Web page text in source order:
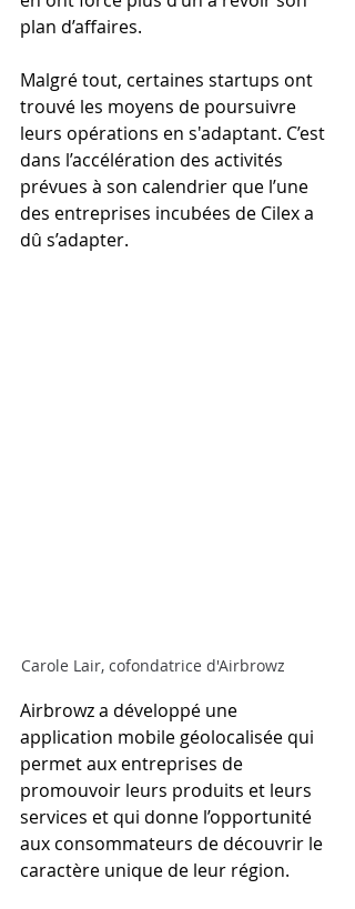
plan d’affaires.
Malgré tout, certaines startups ont
trouvé les moyens de poursuivre
leurs opérations en s'adaptant. C’est
dans l’accélération des activités
prévues à son calendrier que l’une
des entreprises incubées de Cilex a
dû s’adapter.
Carole Lair, cofondatrice d'Airbrowz
Airbrowz a développé une
application mobile géolocalisée qui
permet aux entreprises de
promouvoir leurs produits et leurs
services et qui donne l’opportunité
aux consommateurs de découvrir le
caractère unique de leur région.